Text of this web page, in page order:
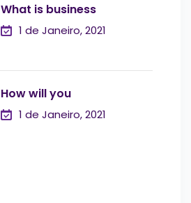
What is business
1 de Janeiro, 2021
How will you
1 de Janeiro, 2021